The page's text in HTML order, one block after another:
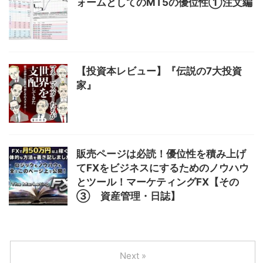
【投資本レビュー】『伝説の7大投資
家』
販売ページは必読！優位性を積み上げ
てFXをビジネスにするためのノウハウ
とツール！マーケティングFX【その
③ 資産管理・日誌】
Next »